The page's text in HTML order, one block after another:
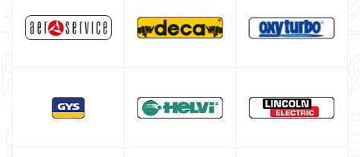
Poste à souder HELVI
Bouteille argon